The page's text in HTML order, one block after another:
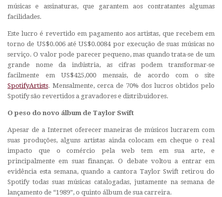
músicas e assinaturas, que garantem aos contratantes algumas
facilidades.
Este lucro é revertido em pagamento aos artistas, que recebem em
torno de US$0.006 até US$0.0084 por execução de suas músicas no
serviço. O valor pode parecer pequeno, mas quando trata-se de um
grande nome da indústria, as cifras podem transformar-se
facilmente em US$425,000 mensais, de acordo com o site
SpotifyArtists. Mensalmente, cerca de 70% dos lucros obtidos pelo
Spotify são revertidos a gravadores e distribuidores.
O peso do novo álbum de Taylor Swift
Apesar de a Internet oferecer maneiras de músicos lucrarem com
suas produções, alguns artistas ainda colocam em cheque o real
impacto que o comércio pela web tem em sua arte, e
principalmente em suas finanças. O debate voltou a entrar em
evidência esta semana, quando a cantora Taylor Swift retirou do
Spotify todas suas músicas catalogadas, justamente na semana de
lançamento de “1989”, o quinto álbum de sua carreira.